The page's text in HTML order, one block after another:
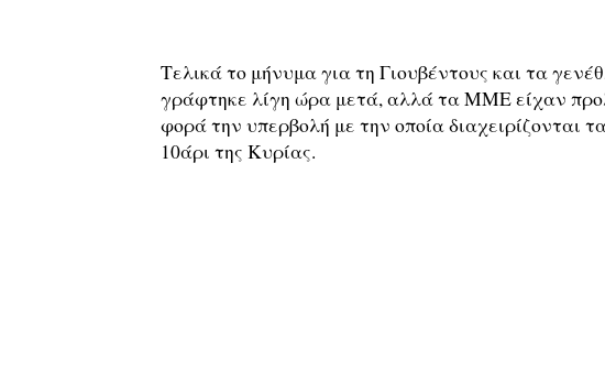
Τελικά το μήνυμα για τη Γιουβέντους και τα
γράφτηκε λίγη ώρα μετά, αλλά τα ΜΜΕ είχαν
φορά την υπερβολή με την οποία διαχειρίζονται
10άρι της Κυρίας.